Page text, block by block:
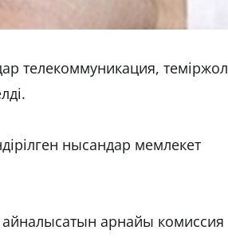
телекоммуникация, теміржол
нысандар мемлекет
арнайы комиссия